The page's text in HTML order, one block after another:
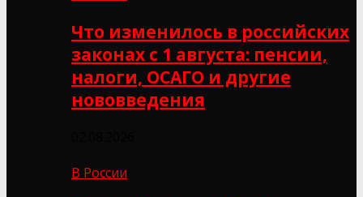
Что изменилось в российских
законах с 1 августа: пенсии,
налоги, ОСАГО и другие
нововведения
В России